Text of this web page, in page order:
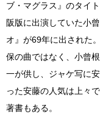
ブ・マグラス』のタイ
阪版に出演していた小
オ』が69年に出された
保の曲ではなく、小曾
一が供し、ジャケ写に
った安藤の人気は上々
著書もある。